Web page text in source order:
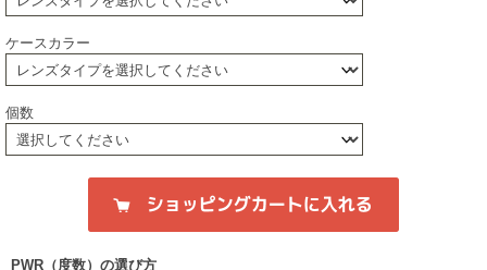
ケースカラー
個数
PWR（度数）の選び方